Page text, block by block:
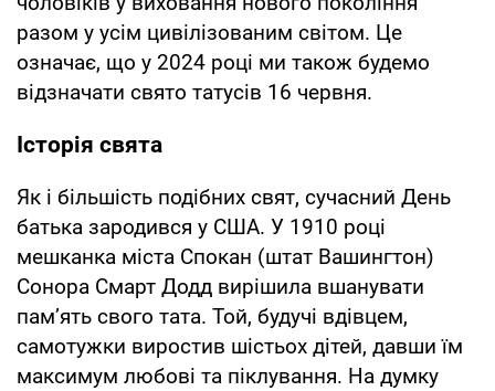
разом у усім цивілізованим світом. Це
означає, що у 2024 році ми також будемо
відзначати свято татусів 16 червня.
Історія свята
Як і більшість подібних свят, сучасний День
батька зародився у США. У 1910 році
мешканка міста Спокан (штат Вашингтон)
Сонора Смарт Додд вирішила вшанувати
пам’ять свого тата. Той, будучі вдівцем,
самотужки виростив шістьох дітей, давши їм
максимум любові та піклування. На думку